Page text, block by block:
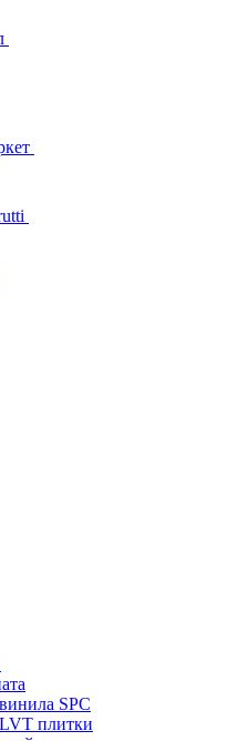
SPC
плитки